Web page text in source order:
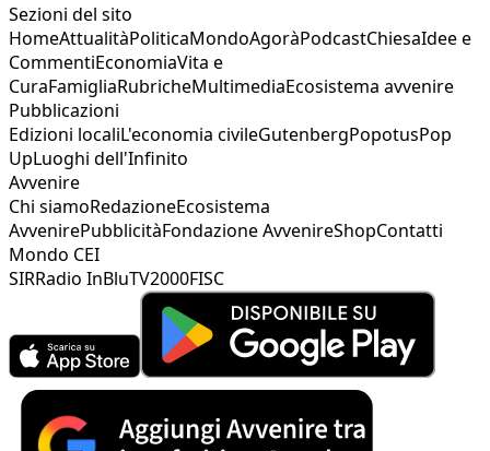
Sezioni del sito
HomeAttualitàPoliticaMondoAgoràPodcastChiesaIdee e
CommentiEconomiaVita e
CuraFamigliaRubricheMultimediaEcosistema avvenire
Pubblicazioni
Edizioni localiL'economia civileGutenbergPopotusPop
UpLuoghi dell'Infinito
Avvenire
Chi siamoRedazioneEcosistema
AvvenirePubblicitàFondazione AvvenireShopContatti
Mondo CEI
SIRRadio InBluTV2000FISC